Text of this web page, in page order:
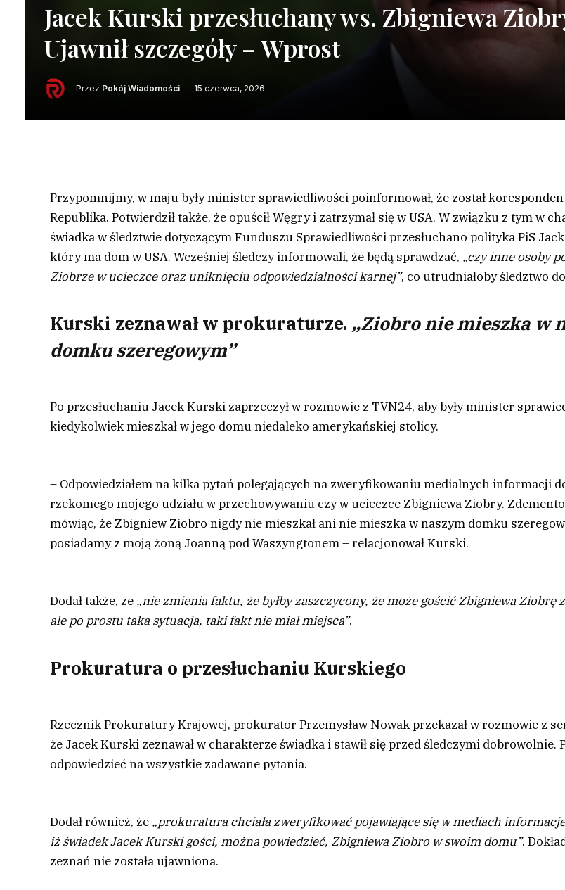
Jacek Kurski przesłuchany ws. Zbigniewa
Ujawnił szczegóły – Wprost
Przez Pokój Wiadomości 15 czerwca, 2026
Przypomnijmy, w maju były minister sprawiedliwości poinformował, że został
Republika. Potwierdził także, że opuścił Węgry i zatrzymał się w USA. W związku z tym w
świadka w śledztwie dotyczącym Funduszu Sprawiedliwości przesłuchano polityka PiS
który ma dom w USA. Wcześniej śledczy informowali, że będą sprawdzać, „czy inne osoby
Ziobrze w ucieczce oraz uniknięciu odpowiedzialności karnej”, co utrudniałoby śledztwo
Kurski zeznawał w prokuraturze. „Ziobro nie mieszka w
domku szeregowym”
Po przesłuchaniu Jacek Kurski zaprzeczył w rozmowie z TVN24, aby były minister
kiedykolwiek mieszkał w jego domu niedaleko amerykańskiej stolicy.
– Odpowiedziałem na kilka pytań polegających na zweryfikowaniu medialnych informacji
rzekomego mojego udziału w przechowywaniu czy w ucieczce Zbigniewa Ziobry.
mówiąc, że Zbigniew Ziobro nigdy nie mieszkał ani nie mieszka w naszym domku
posiadamy z moją żoną Joanną pod Waszyngtonem – relacjonował Kurski.
Dodał także, że „nie zmienia faktu, że byłby zaszczycony, że może gościć Zbigniewa Ziobrę
ale po prostu taka sytuacja, taki fakt nie miał miejsca”.
Prokuratura o przesłuchaniu Kurskiego
Rzecznik Prokuratury Krajowej, prokurator Przemysław Nowak przekazał w rozmowie z
że Jacek Kurski zeznawał w charakterze świadka i stawił się przed śledczymi dobrowolnie.
odpowiedzieć na wszystkie zadawane pytania.
Dodał również, że „prokuratura chciała zweryfikować pojawiające się w mediach
iż świadek Jacek Kurski gości, można powiedzieć, Zbigniewa Ziobro w swoim domu”.
zeznań nie została ujawniona.